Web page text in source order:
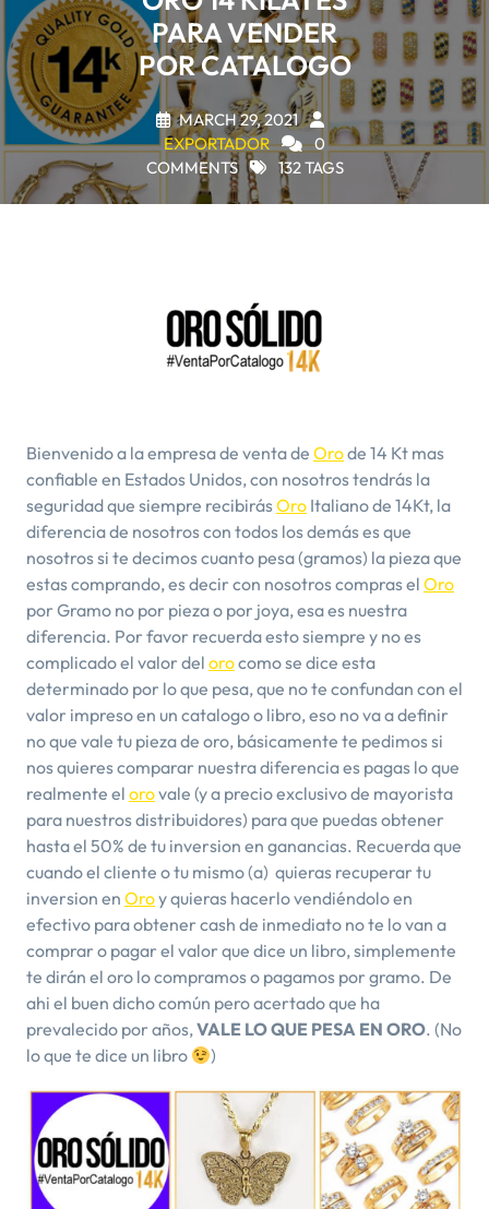
PARA VENDER
POR CATALOGO
MARCH 29, 2021
EXPORTADOR
0
COMMENTS
132 TAGS
Bienvenido a la empresa de venta de Orode 14 Kt mas
confiable en Estados Unidos, con nosotros tendrás la
seguridad que siempre recibirásOro Italiano de 14Kt, la
diferencia de nosotros con todos los demás es que
nosotros si te decimos cuanto pesa (gramos) la pieza que
estas comprando, es decir con nosotros compras el Oro
por Gramo no por pieza o por joya, esa es nuestra
diferencia. Por favor recuerda esto siempre y no es
complicado el valor del orocomo se dice esta
determinado por lo que pesa, que no te confundan con el
valor impreso en un catalogo o libro, eso no va a definir
no que vale tu pieza de oro, básicamente te pedimos si
nos quieres comparar nuestra diferencia es pagas lo que
realmente el orovale (y a precio exclusivo de mayorista
para nuestros distribuidores) para que puedas obtener
hasta el 50% de tu inversion en ganancias. Recuerda que
cuando el cliente o tu mismo (a) quieras recuperar tu
inversion en Oroy quieras hacerlo vendiéndolo en
efectivo para obtener cash de inmediato no te lo van a
comprar o pagar el valor que dice un libro, simplemente
te dirán el oro lo compramos o pagamos por gramo. De
ahi el buen dicho común pero acertado que ha
prevalecido por años,VALE LO QUE PESA EN ORO. (No
lo que te dice un libro
)